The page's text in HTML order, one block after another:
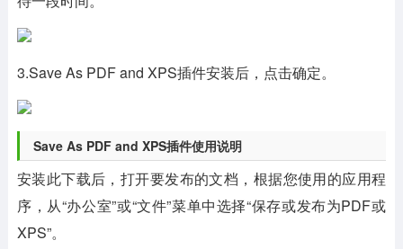
3.Save As PDF and XPS插件安装后，点击确定。
Save As PDF and XPS插件使用说明
安装此下载后，打开要发布的文档，根据您使用的应用程
序，从“办公室”或“文件”菜单中选择“保存或发布为PDF或
XPS”。